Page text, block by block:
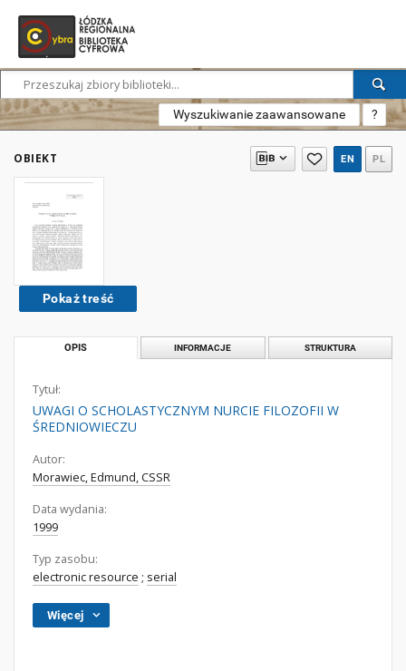
Wyszukiwanie zaawansowane ?
OBIEKT EN PL
Pokaż treść
OPIS INFORMACJE STRUKTURA
Tytuł:
UWAGI O SCHOLASTYCZNYM NURCIE FILOZOFII W
ŚREDNIOWIECZU
Autor:
Morawiec, Edmund, CSSR
Data wydania:
1999
Typ zasobu:
electronic resource ; serial
Więcej